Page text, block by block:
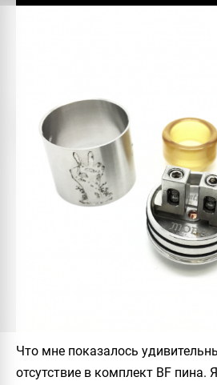
Что мне показалось
отсутствие в комплект BF пина.